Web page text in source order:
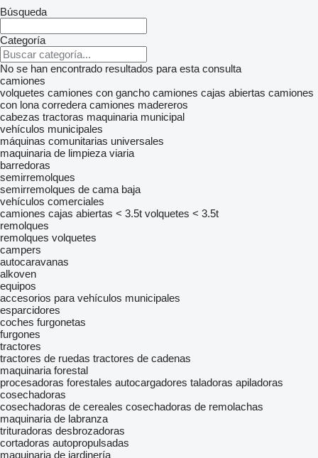
Búsqueda
Categoría
No se han encontrado resultados para esta consulta
camiones
volquetes camiones con gancho camiones cajas abiertas camiones
con lona corredera camiones madereros
cabezas tractoras maquinaria municipal
vehículos municipales
máquinas comunitarias universales
maquinaria de limpieza viaria
barredoras
semirremolques
semirremolques de cama baja
vehículos comerciales
camiones cajas abiertas < 3.5t volquetes < 3.5t
remolques
remolques volquetes
campers
autocaravanas
alkoven
equipos
accesorios para vehículos municipales
esparcidores
coches furgonetas
furgones
tractores
tractores de ruedas tractores de cadenas
maquinaria forestal
procesadoras forestales autocargadores taladoras apiladoras
cosechadoras
cosechadoras de cereales cosechadoras de remolachas
maquinaria de labranza
trituradoras desbrozadoras
cortadoras autopropulsadas
maquinaria de jardinería